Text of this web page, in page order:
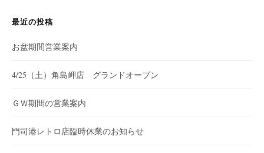
最近の投稿
お盆期間営業案内
4/25（土）角島岬店 グランドオープン
ＧＷ期間の営業案内
門司港レトロ店臨時休業のお知らせ